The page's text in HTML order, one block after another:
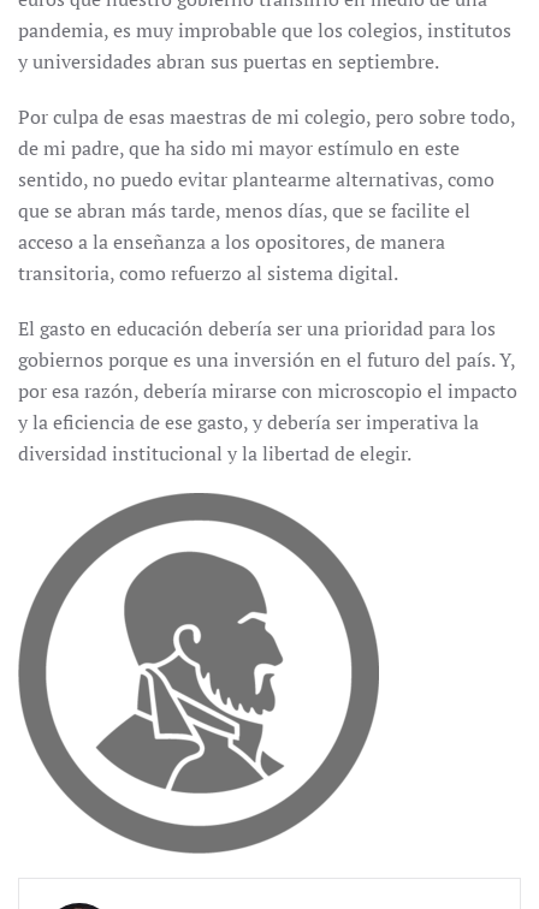
pandemia, es muy improbable que los colegios, institutos
y universidades abran sus puertas en septiembre.
Por culpa de esas maestras de mi colegio, pero sobre todo,
de mi padre, que ha sido mi mayor estímulo en este
sentido, no puedo evitar plantearme alternativas, como
que se abran más tarde, menos días, que se facilite el
acceso a la enseñanza a los opositores, de manera
transitoria, como refuerzo al sistema digital.
El gasto en educación debería ser una prioridad para los
gobiernos porque es una inversión en el futuro del país. Y,
por esa razón, debería mirarse con microscopio el impacto
y la eficiencia de ese gasto, y debería ser imperativa la
diversidad institucional y la libertad de elegir.